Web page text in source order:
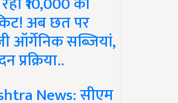
अब छत पर
ऑर्गेनिक सब्जियां,
News: सीएम